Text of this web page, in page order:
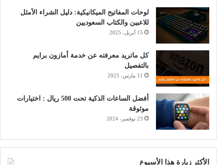
لوحات المفاتيح الميكانيكية: دليل الشراء الأمثل
للاعبين والكتاب السعوديين
15 أبريل، 2025
كل ماتريد معرفته عن خدمة أمازون برايم
بالتفصيل
11 مارس، 2023
أفضل الساعات الذكية تحت 500 ريال : اختيارات
موثوقة
23 نوفمبر، 2024
الأكثر زيارة هذا الأسبوع